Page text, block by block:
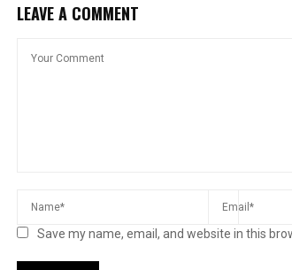
LEAVE A COMMENT
Save my name, email, and website in this